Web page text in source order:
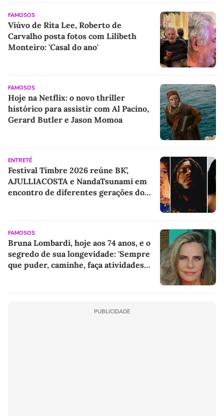
FAMOSOS
Viúvo de Rita Lee, Roberto de
Carvalho posta fotos com Lilibeth
Monteiro: 'Casal do ano'
FAMOSOS
Hoje na Netflix: o novo thriller
histórico para assistir com Al Pacino,
Gerard Butler e Jason Momoa
ENTRETÊ
Festival Timbre 2026 reúne BK’,
AJULLIACOSTA e NandaTsunami em
encontro de diferentes gerações do
FAMOSOS
Bruna Lombardi, hoje aos 74 anos, e o
segredo de sua longevidade: 'Sempre
que puder, caminhe, faça atividades
PUBLICIDADE